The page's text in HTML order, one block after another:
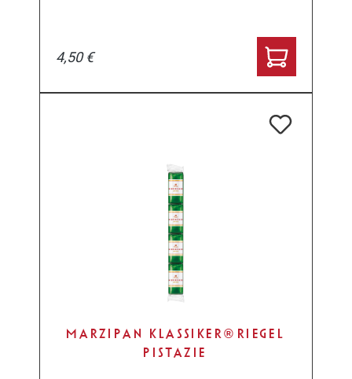
4,50 €
MARZIPAN KLASSIKER® RIEGEL
PISTAZIE